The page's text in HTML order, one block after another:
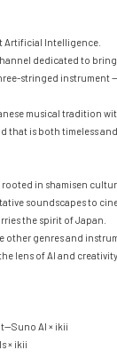
dedicated to
stringed instrument
musical tradition
that is both timeless
in shamisen
soundscapes to
the spirit of Japan.
other genres and
lens of AI and creativity.
AI × ikii
× ikii